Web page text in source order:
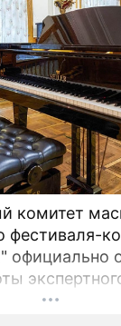
комитет
фестиваля-
официально
и
заявок